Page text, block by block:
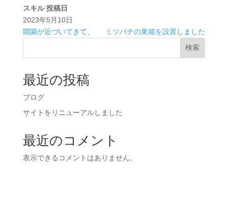
スキル 投稿日
2023年5月10日
開園が近づいてきて、
ミツバチの巣箱を設置しました
検索
最近の投稿
ブログ
サイトをリニューアルしました
最近のコメント
表示できるコメントはありません。